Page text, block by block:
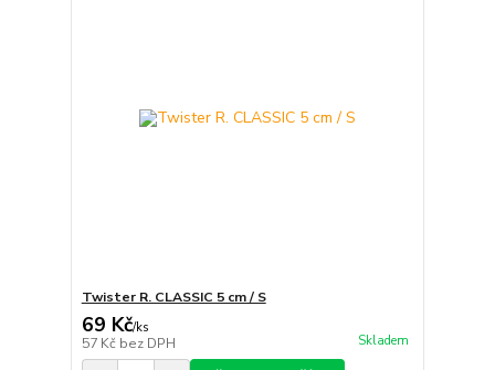
Twister R. CLASSIC 5 cm / S
69 Kč/ks
57 Kč bez DPH Skladem